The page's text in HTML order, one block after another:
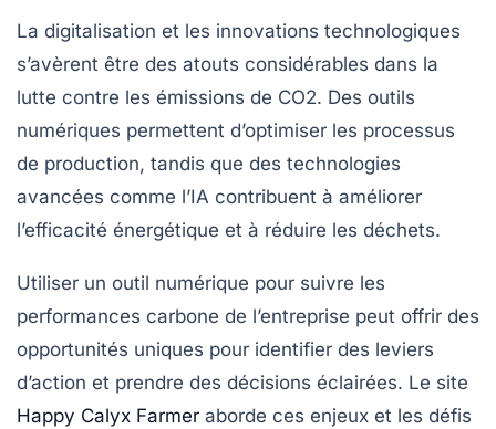
La digitalisation et les innovations technologiques
s’avèrent être des atouts considérables dans la
lutte contre les émissions de CO2. Des outils
numériques permettent d’optimiser les processus
de production, tandis que des technologies
avancées comme l’IA contribuent à améliorer
l’efficacité énergétique et à réduire les déchets.
Utiliser un outil numérique pour suivre les
performances carbone de l’entreprise peut offrir des
opportunités uniques pour identifier des leviers
d’action et prendre des décisions éclairées. Le site
Happy Calyx Farmer aborde ces enjeux et les défis